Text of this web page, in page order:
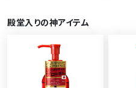
殿堂入りの神アイテム